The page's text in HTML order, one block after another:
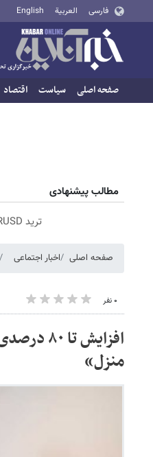
فارسی العربية English
صفحه اصلی سیاست اقتصاد
مطالب پیشنهادی
ترید EURUSD با اسپرد از صفر پیپ
صفحه اصلی اخبار اجتماعی
۰ نفر
منزل»